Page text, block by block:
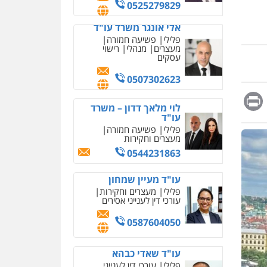
Message
Print
0525279829
אלי אונגר משרד עו"ד
פלילי פשיעה חמורה
מעצרים מנהלי רישוי
עסקים
0507302623
לוי מלאך דדון – משרד
עו"ד
פלילי פשיעה חמורה
מעצרים וחקירות
0544231863
עו"ד מעיין שמחון
פלילי מעצרים וחקירות
עורכי דין לענייני אסירים
0587604050
עו"ד שאדי כבהא
מחיקת כתבות מגוגל
ודחיקת אזכורים שליליים
שירותים מקצועיים לעורכי
דין
0522508109
אחסון אתרים
מהירות הגנה גיבוי
תמיכה שירותים מקצועיים
לעורכי דין
מרכז התחלה חדשה
אסירים עבירות מין
שירותים מקצועיים לעורכי
דין
0544500346
מאיה בלום, עו"ס,
טיפול ושיקום
טיפול בהתמכרויות
שירותים מקצועיים לעורכי
דין
איומים כתובים
תושב סכנין חשוד ששלח הודעות